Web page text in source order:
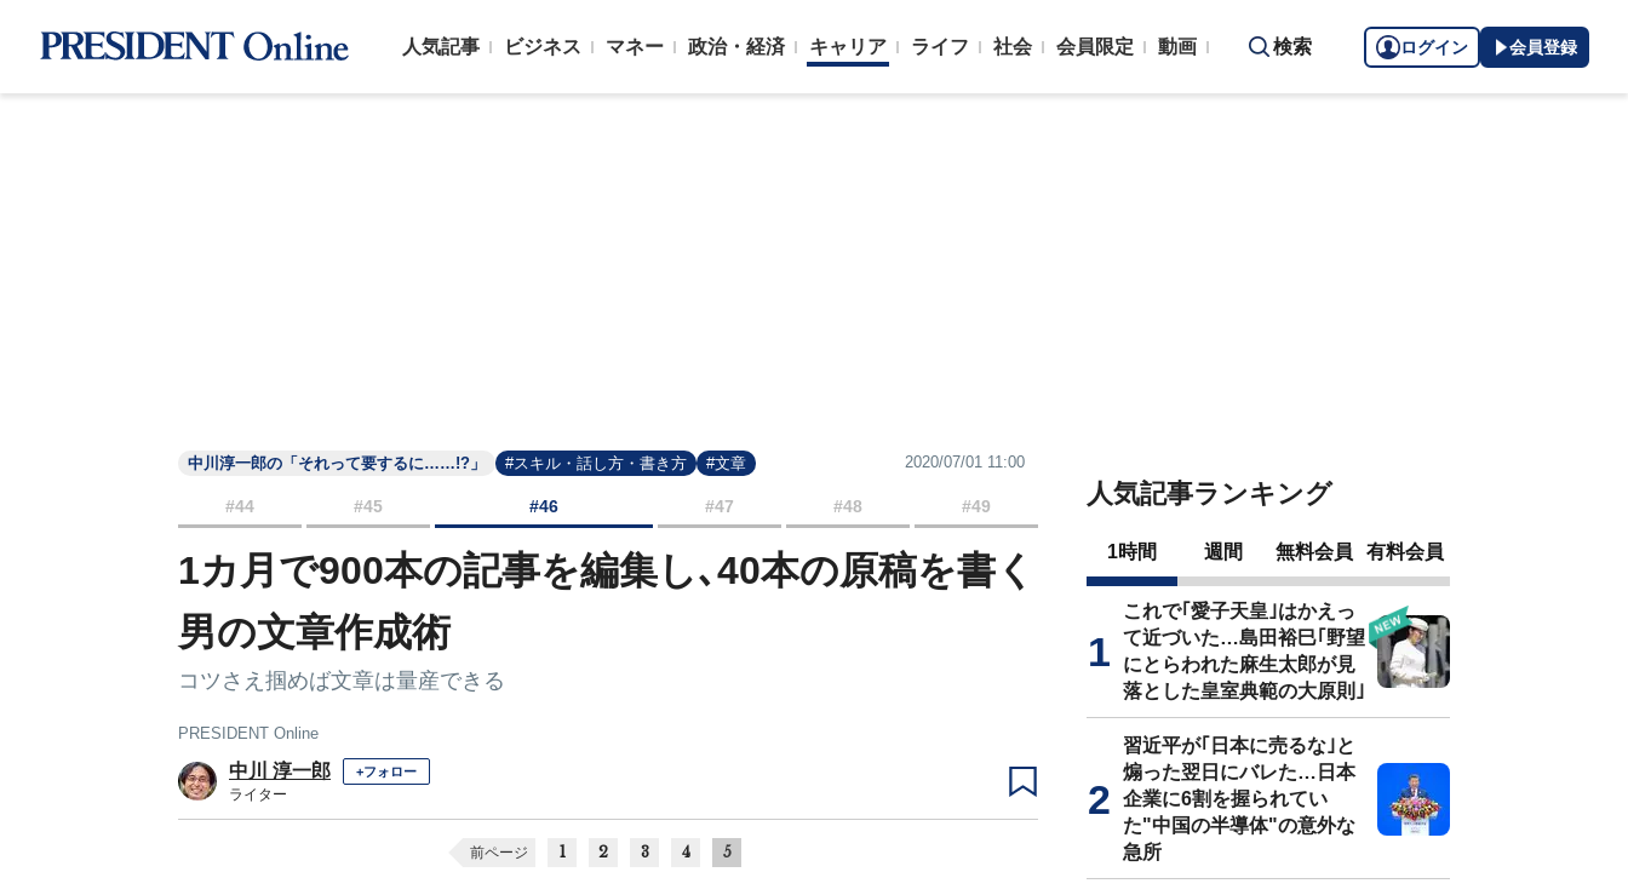
人気記事 ビジネス マネー 政治・経済 キャリア ライフ 社会 会員限定 動画 検索 ログイン 会員登録
中川淳一郎の「それって要するに……!?」 #スキル・話し方・書き方 #文章 2020/07/01 11:00
#44 #45 #46 #47 #48 #49
1カ月で900本の記事を編集し､40本の原稿を書く
男の文章作成術
コツさえ掴めば文章は量産できる
PRESIDENT Online
中川 淳一郎 +フォロー
ライター
前ページ 1 2 3 4 5
人気記事ランキング
1時間 週間 無料会員 有料会員
これで｢愛子天皇｣はかえっ
て近づいた…島田裕巳｢野望
にとらわれた麻生太郎が見
落とした皇室典範の大原則｣
習近平が｢日本に売るな｣と
煽った翌日にバレた…日本
企業に6割を握られてい
た"中国の半導体"の意外な
急所